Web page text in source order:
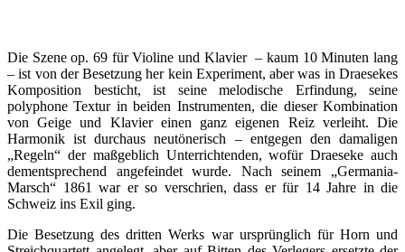
Die Szene op. 69 für Violine und Klavier – kaum 10 Minuten lang
– ist von der Besetzung her kein Experiment, aber was in Draesekes
Komposition besticht, ist seine melodische Erfindung, seine
polyphone Textur in beiden Instrumenten, die dieser Kombination
von Geige und Klavier einen ganz eigenen Reiz verleiht. Die
Harmonik ist durchaus neutönerisch – entgegen den damaligen
„Regeln“ der maßgeblich Unterrichtenden, wofür Draeseke auch
dementsprechend angefeindet wurde. Nach seinem „Germania-
Marsch“ 1861 war er so verschrien, dass er für 14 Jahre in die
Schweiz ins Exil ging.
Die Besetzung des dritten Werks war ursprünglich für Horn und